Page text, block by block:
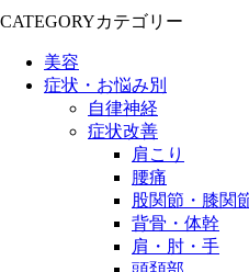
CATEGORYカテゴリー
美容
症状・お悩み別
自律神経
症状改善
肩こり
腰痛
股関節・膝関
背骨・体幹
肩・肘・手